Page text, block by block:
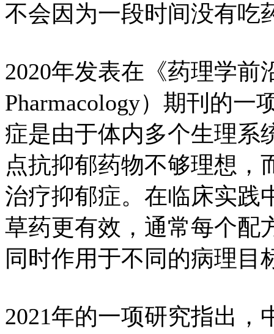
不会因为一段时间没有吃
2020年发表在《药理学前
Pharmacology）期刊的
症是由于体内多个生理系
点抗抑郁药物不够理想，
治疗抑郁症。在临床实践
草药更有效，通常每个配
同时作用于不同的病理目
2021年的一项研究指出，